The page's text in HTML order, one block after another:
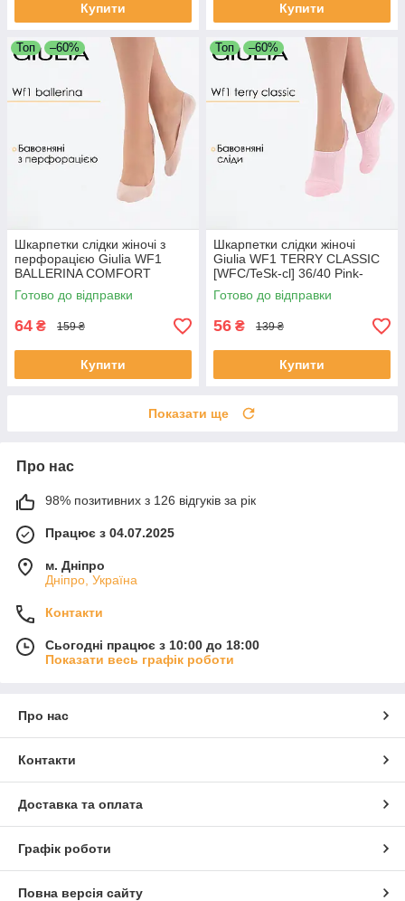
Купити Купити
Топ –60%
Шкарпетки слідки жіночі з
перфорацією Giulia WF1
BALLERINA COMFORT
[WFP/SkR-cl] 36/40 Beige-
nude, Джулія
Готово до відправки
64 ₴ 159 ₴
Купити
Топ –60%
Шкарпетки слідки жіночі
Giulia WF1 TERRY CLASSIC
[WFC/TeSk-cl] 36/40 Pink-
pearl, підслідники Джулія
Готово до відправки
56 ₴ 139 ₴
Купити
Показати ще
Про нас
98% позитивних з 126 відгуків за рік
Працює з 04.07.2025
м. Дніпро
Дніпро, Україна
Контакти
Сьогодні працює з 10:00 до 18:00
Показати весь графік роботи
Про нас
Контакти
Доставка та оплата
Графік роботи
Повна версія сайту